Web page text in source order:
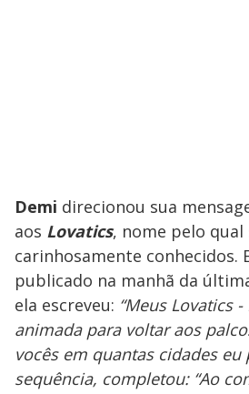
Demi direcionou sua
aos Lovatics, nome pelo qual
carinhosamente conhecidos.
publicado na manhã da
ela escreveu: “Meus Lovatics
animada para voltar aos
vocês em quantas cidades eu
sequência, completou: “Ao